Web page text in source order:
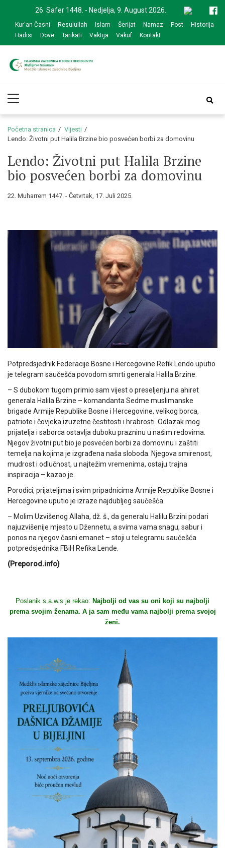
navigation
content
26. Safer 1448. - Nedjelja, 9. August 2026.
Kur'an Časni Resulullah Islam Šerijat Namaz Post
Historija
Hadisi
Dove Tarikati Vaktija Vakuf Kontakt
zajednice Bijeljina
Menu
Početna stranica
Vijesti
Lendo: Životni put Halila Brzine bio posvećen borbi za domovinu
Lendo: Životni put Halila Brzine
bio posvećen borbi za domovinu
22. Muharrem 1447. - Četvrtak, 17. Juli 2025.
Potpredsjednik Federacije Bosne i Hercegovine Refik Lendo uputio
je telegram saučešća povodom smrti generala Halila Brzine.
– S dubokom tugom primio sam vijest o preseljenju na ahiret
generala Halila Brzine – komandanta Sedme muslimanske
brigade Armije Republike Bosne i Hercegovine, velikog borca,
patriote i čovjeka izuzetne čestitosti i hrabrosti. Odlazak mog
prijatelja i saborca ostavlja duboku prazninu u našim redovima.
Njegov životni put bio je posvećen borbi za domovinu i zaštiti
temelja na kojima je izgrađena naša sloboda. Njegova smirenost,
mudrost i odlučnost, u najtežim vremenima, ostaju trajna
inspiracija – kazao je.
Porodici, prijateljima i svim pripadnicima Armije Republike Bosne i
Hercegovine uputio je izraze najdubljeg saučešća.
– Molim Uzvišenog Allaha, dž. š., da generalu Halilu Brzini podari
najuzvišenije mjesto u Džennetu, a svima vama snagu, sabur i
ponos na njegov časni emanet – stoji u telegramu saučešća
potpredsjednika FBiH Refika Lende.
(Preporod.info)
Poslanik s.a.w.s je rekao: Najbolji od vas su oni koji su najbolji
prema svojim ženama. A ja sam među vama najbolji prema svojoj
ženi.